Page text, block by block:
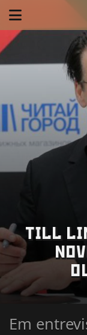
TILL
Em